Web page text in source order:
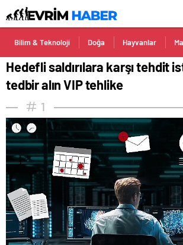
Bilim & Teknoloji Doğa Hayvanlar
Hedefli saldırılara karşı tehdit
tedbir alın VIP tehlike
1